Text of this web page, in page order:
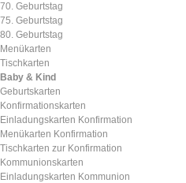
70. Geburtstag
75. Geburtstag
80. Geburtstag
Menükarten
Tischkarten
Baby & Kind
Geburtskarten
Konfirmationskarten
Einladungskarten Konfirmation
Menükarten Konfirmation
Tischkarten zur Konfirmation
Kommunionskarten
Einladungskarten Kommunion